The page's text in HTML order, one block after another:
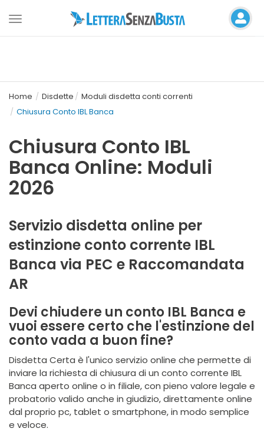
Toggle
Home Disdette
Moduli disdetta conti correnti
Chiusura Conto IBL Banca
Chiusura Conto IBL
Banca Online: Moduli
2026
Servizio disdetta online per
estinzione conto corrente IBL
Banca via PEC e Raccomandata
AR
Devi chiudere un conto IBL Banca e
vuoi essere certo che l'estinzione del
conto vada a buon fine?
Disdetta Certa è l'unico servizio online che permette di
inviare la richiesta di chiusura di un conto corrente IBL
Banca aperto online o in filiale, con pieno valore legale e
probatorio valido anche in giudizio, direttamente online
dal proprio pc, tablet o smartphone, in modo semplice
e veloce.